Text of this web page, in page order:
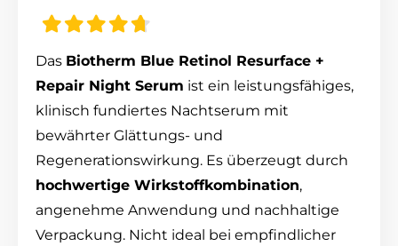
Das Biotherm Blue Retinol Resurface +
Repair Night Serum ist ein leistungsfähiges,
klinisch fundiertes Nachtserum mit
bewährter Glättungs- und
Regenerationswirkung. Es überzeugt durch
hochwertige Wirkstoffkombination,
angenehme Anwendung und nachhaltige
Verpackung. Nicht ideal bei empfindlicher